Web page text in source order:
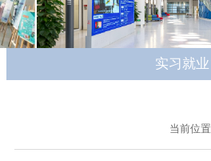
实习就业
当前位置